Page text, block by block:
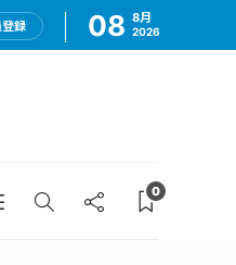
録 08 8月
2026
0